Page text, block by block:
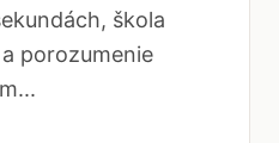
škola
porozumenie